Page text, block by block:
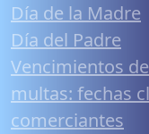
Día de la Madre
Día del Padre
Vencimientos
multas: fechas
comerciantes